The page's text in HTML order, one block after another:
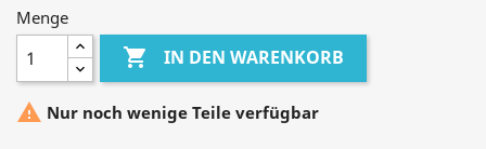
Menge
 IN DEN WARENKORB
 Nur noch wenige Teile verfügbar